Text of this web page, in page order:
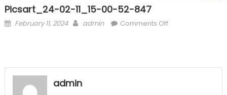
Picsart_24-02-11_15-00-52-847
Posted
February 11, 2024 Author
admin Comments Offon
00-
admin